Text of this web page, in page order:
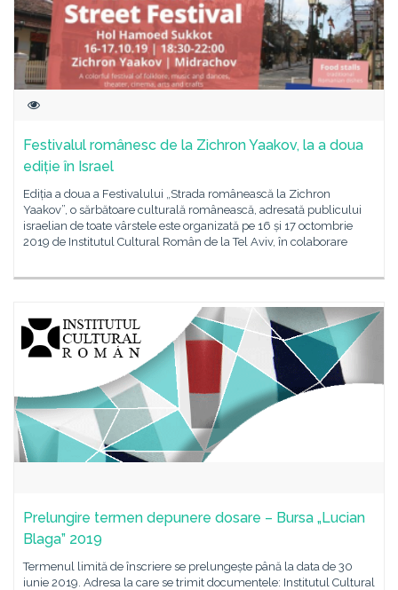
Festivalul românesc de la Zichron Yaakov, la a doua
ediție în Israel
Ediția a doua a Festivalului „Strada românească la Zichron
Yaakov”, o sărbătoare culturală românească, adresată publicului
israelian de toate vârstele este organizată pe 16 și 17 octombrie
2019 de Institutul Cultural Român de la Tel Aviv, în colaborare
Prelungire termen depunere dosare – Bursa „Lucian
Blaga” 2019
Termenul limită de înscriere se prelungește până la data de 30
iunie 2019. Adresa la care se trimit documentele: Institutul Cultural